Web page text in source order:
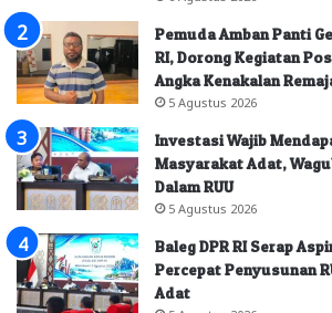
Pemuda Amban Panti
RI, Dorong Kegiatan
Angka Kenakalan
5 Agustus 2026
Investasi Wajib
Masyarakat Adat,
Dalam RUU
5 Agustus 2026
Baleg DPR RI Serap
Percepat Penyusunan
Adat